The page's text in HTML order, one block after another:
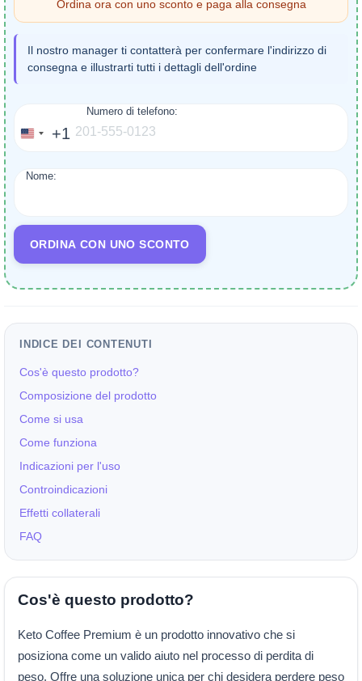
Ordina ora con uno sconto e paga alla consegna
Il nostro manager ti contatterà per confermare l'indirizzo di
consegna e illustrarti tutti i dettagli dell'ordine
Numero di telefono:
United
+1
+1
Nome:
ORDINA CON UNO SCONTO
INDICE DEI CONTENUTI
Cos'è questo prodotto?
Composizione del prodotto
Come si usa
Come funziona
Indicazioni per l'uso
Controindicazioni
Effetti collaterali
FAQ
Cos'è questo prodotto?
Keto Coffee Premium è un prodotto innovativo che si
posiziona come un valido aiuto nel processo di perdita di
peso. Offre una soluzione unica per chi desidera perdere peso